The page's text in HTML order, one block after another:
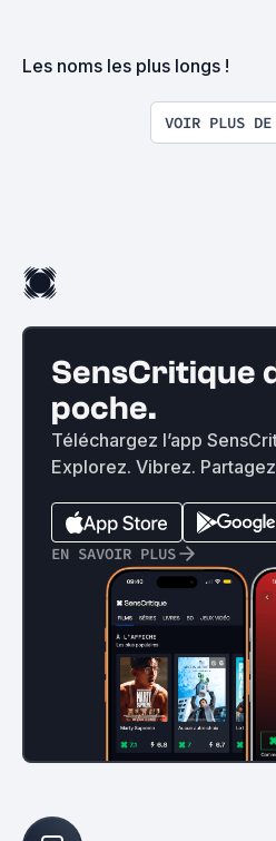
Les noms les plus longs !
VOIR PLUS
SensCritique
poche.
Téléchargez l’app
Explorez. Vibrez.
EN SAVOIR PLUS